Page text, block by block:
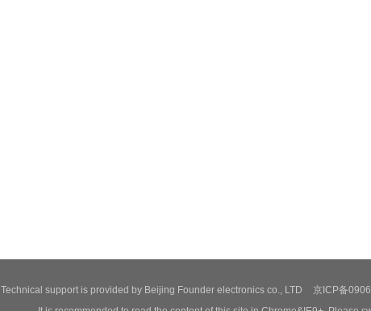
Technical support is provided by Beijing Founder electronics co., LTD 京ICP备